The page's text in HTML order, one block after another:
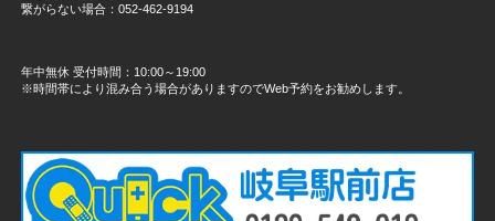
繋がらない場合：052-462-9194
年中無休 受付時間：10:00～19:00
※時間帯により混み合う場合がありますのでWeb予約をお勧めします。